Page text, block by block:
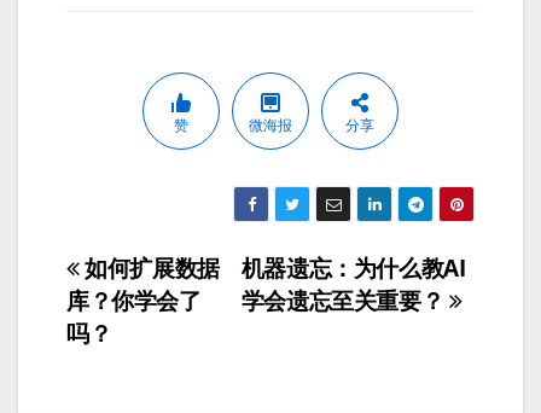
赞 微海报 分享
文
章
机器遗忘：为什么教AI
学会遗忘至关重要？
如何扩展数据
库？你学会了
吗？